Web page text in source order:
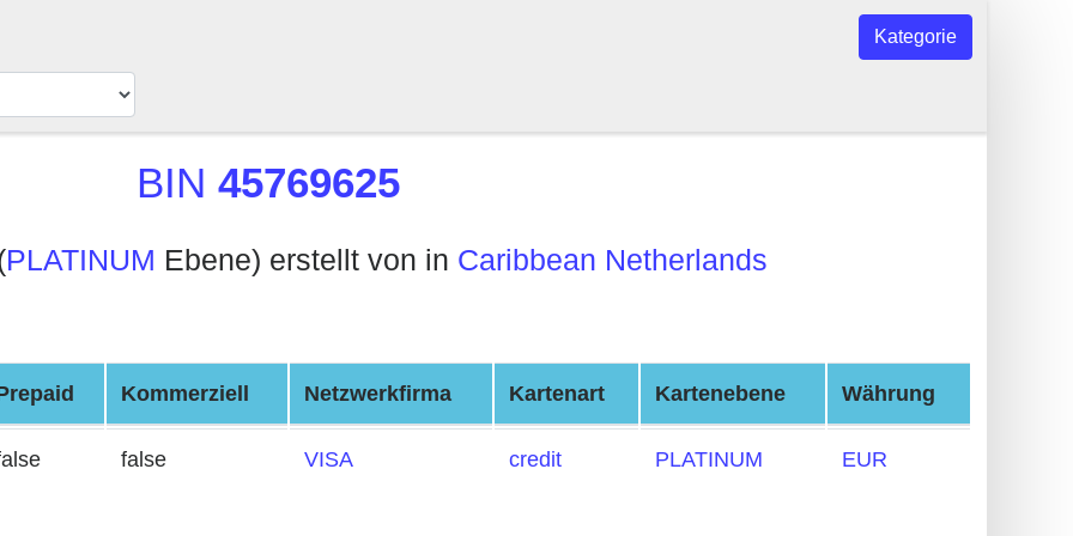
Kategorie
BIN 45769625
PLATINUM Ebene) erstellt von in Caribbean Netherlands
Kommerziell Netzwerkfirma Kartenart Kartenebene Währung
false VISA credit PLATINUM EUR